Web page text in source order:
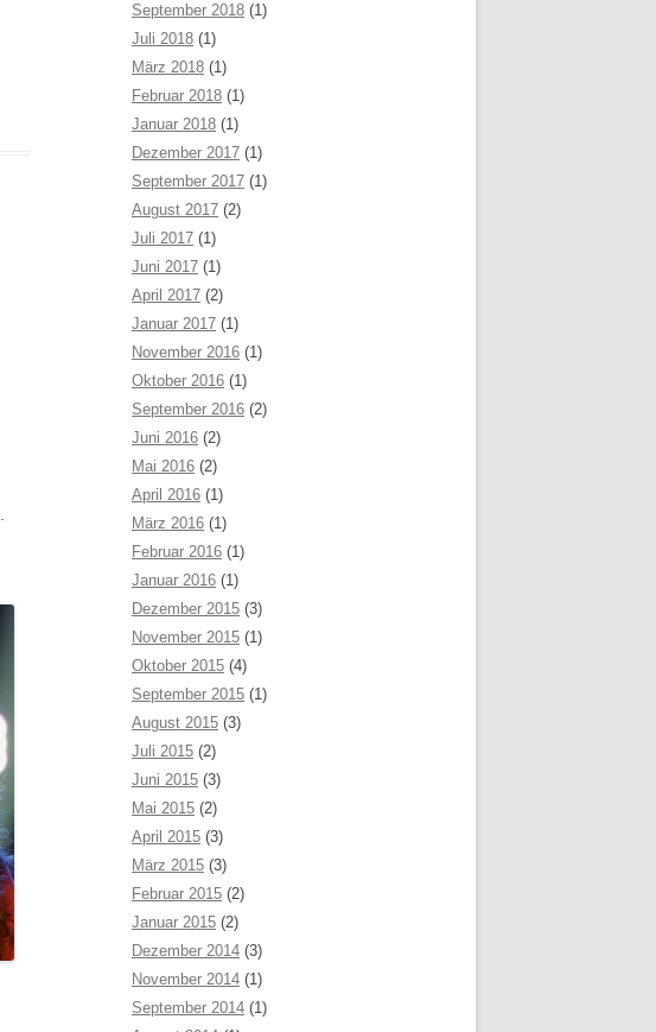
September 2018 (1)
Juli 2018 (1)
März 2018 (1)
Februar 2018 (1)
Januar 2018 (1)
Dezember 2017 (1)
September 2017 (1)
August 2017 (2)
Juli 2017 (1)
Juni 2017 (1)
April 2017 (2)
Januar 2017 (1)
November 2016 (1)
Oktober 2016 (1)
September 2016 (2)
Juni 2016 (2)
Mai 2016 (2)
April 2016 (1)
März 2016 (1)
Februar 2016 (1)
Januar 2016 (1)
Dezember 2015 (3)
November 2015 (1)
Oktober 2015 (4)
September 2015 (1)
August 2015 (3)
Juli 2015 (2)
Juni 2015 (3)
Mai 2015 (2)
April 2015 (3)
März 2015 (3)
Februar 2015 (2)
Januar 2015 (2)
Dezember 2014 (3)
November 2014 (1)
September 2014 (1)